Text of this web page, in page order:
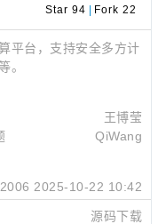
Star 94 | Fork 22
平台，支持安全多方计
。
王博莹
QiWang
2025-10-22 10:42
源码下载